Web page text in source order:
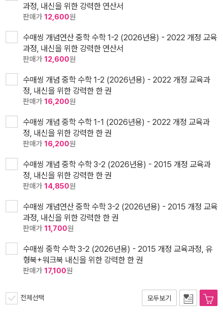
과정, 내신을 위한 강력한 연산서
판매가 12,600원
수매씽 개념연산 중학 수학 1-2 (2026년용) - 2022 개정 교육
과정, 내신을 위한 강력한 연산서
판매가 12,600원
수매씽 개념 중학 수학 1-2 (2026년용) - 2022 개정 교육과
정, 내신을 위한 강력한 한 권
판매가 16,200원
수매씽 개념 중학 수학 1-1 (2026년용) - 2022 개정 교육과
정, 내신을 위한 강력한 한 권
판매가 16,200원
수매씽 개념 중학 수학 3-2 (2026년용) - 2015 개정 교육과
정, 내신을 위한 강력한 한 권
판매가 14,850원
수매씽 개념연산 중학 수학 3-2 (2026년용) - 2015 개정 교육
과정, 내신을 위한 강력한 한 권
판매가 11,700원
수매씽 중학 수학 3-2 (2026년용) - 2015 개정 교육과정, 유
형북+워크북 내신을 위한 강력한 한 권
판매가 17,100원
전체선택 모두보기